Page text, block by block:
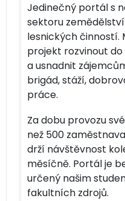
Jedinečný portál s
sektoru
lesnických činností.
projekt rozvinout
a usnadnit
brigád, stáží,
práce.
Za dobu provozu
než 500
drží návštěvnost
měsíčně. Portál je
určený našim
fakultních zdrojů.